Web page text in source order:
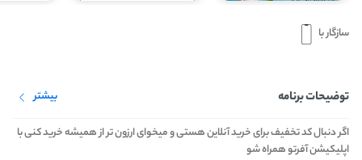
سازگار با
توضیحات برنامه بیشتر
اگر دنبال کد تخفیف برای خرید آنلاین هستی و میخوای ارزون تر از همیشه خرید کنی با
اپلیکیشن آفرتو همراه شو